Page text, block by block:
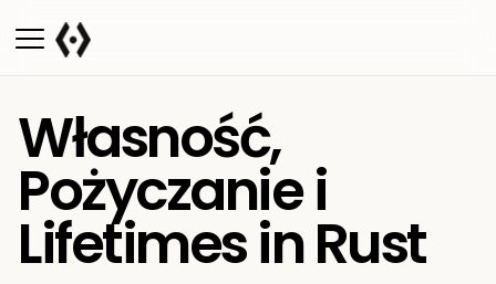
Własność,
Pożyczanie i
Lifetimes in Rust